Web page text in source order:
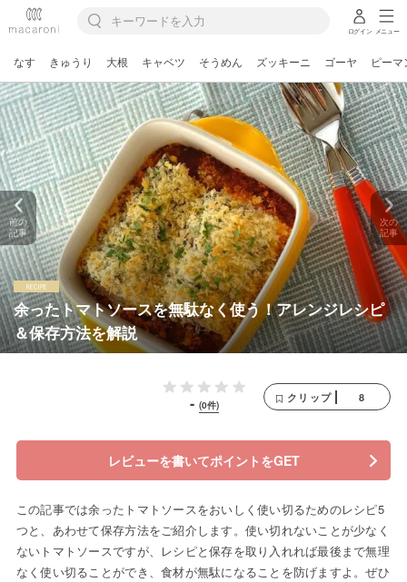
ログイン メニュー
なす きゅうり 大根 キャベツ そうめん ズッキーニ ゴーヤ ピーマ
余ったトマトソースを無駄なく使う！アレンジレシピ
＆保存方法を解説
前の
記事
次の
記事
- (0件)
クリップ 8
レビューを書いてポイントをGET
この記事では余ったトマトソースをおいしく使い切るためのレシピ5
つと、あわせて保存方法をご紹介します。使い切れないことが少なく
ないトマトソースですが、レシピと保存を取り入れれば最後まで無理
なく使い切ることができ、食材が無駄になることを防げますよ。ぜひ